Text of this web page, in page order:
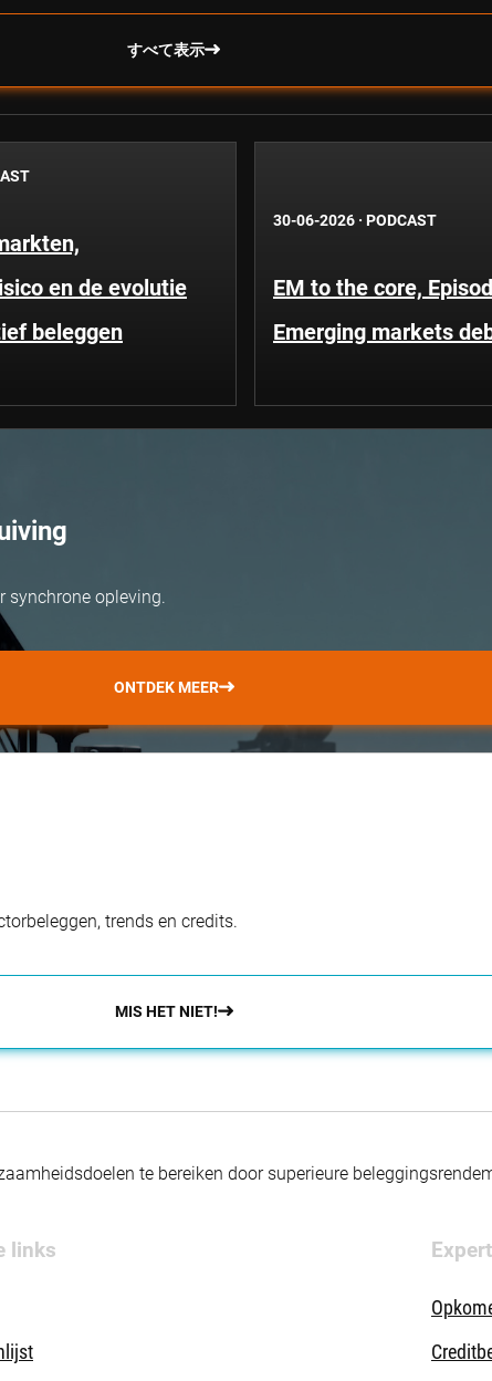
すべて表示
en de evolutie
beleggen
30-06-2026 · PODCAST
EM to the core,
Emerging markets
synchrone opleving.
ONTDEK MEER
trends en credits.
MIS HET NIET!
te bereiken door superieure
links